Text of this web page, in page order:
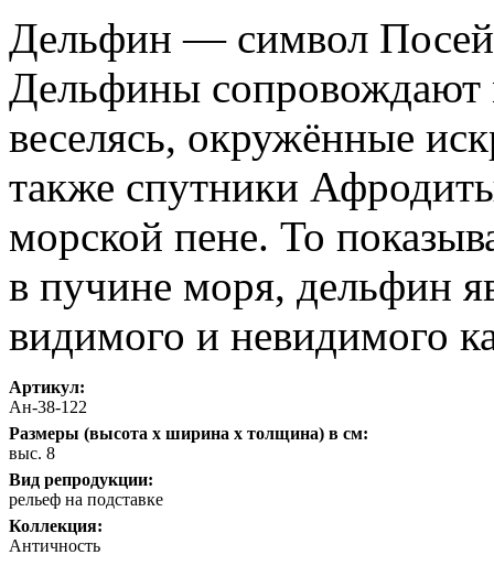
Дельфин — символ
Дельфины сопровождают
веселясь, окружённые
также спутники
морской пене. То
в пучине моря, дельфин
видимого и невидимого
Артикул:
Ан-38-122
Размеры (высота х ширина х толщина) в см:
выс. 8
Вид репродукции:
рельеф на подставке
Коллекция:
Античность